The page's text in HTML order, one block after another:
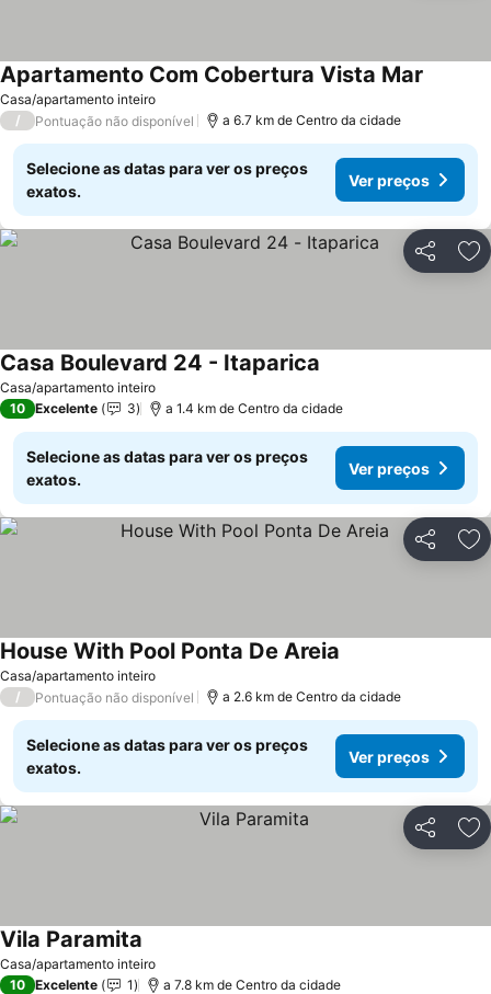
Casa/apartamento inteiro
Apartamento Com Cobertura Vista Mar
/ Pontuação não disponível a 6.7 km de Centro da cidade
Selecione as datas para ver os preços
exatos.
Ver preços
Partilhar
Casa/apartamento inteiro
Casa Boulevard 24 - Itaparica
10 Excelente 3 a 1.4 km de Centro da cidade
Selecione as datas para ver os preços
exatos.
Ver preços
Partilhar
Casa/apartamento inteiro
House With Pool Ponta De Areia
/ Pontuação não disponível a 2.6 km de Centro da cidade
Selecione as datas para ver os preços
exatos.
Ver preços
Partilhar
Casa/apartamento inteiro
Vila Paramita
10 Excelente 1 a 7.8 km de Centro da cidade